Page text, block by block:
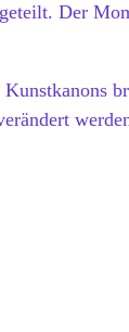
Der